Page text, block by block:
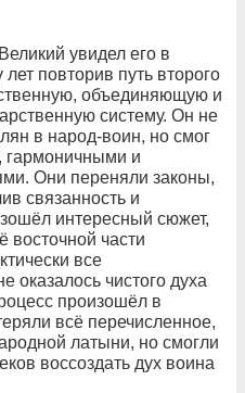
увидел его в
повторив путь второго
объединяющую и
систему. Он не
в народ-воин, но смог
гармоничными и
Они переняли законы,
связанность и
интересный сюжет,
восточной части
все
чистого духа
произошёл в
всё перечисленное,
латыни, но смогли
воссоздать дух воина